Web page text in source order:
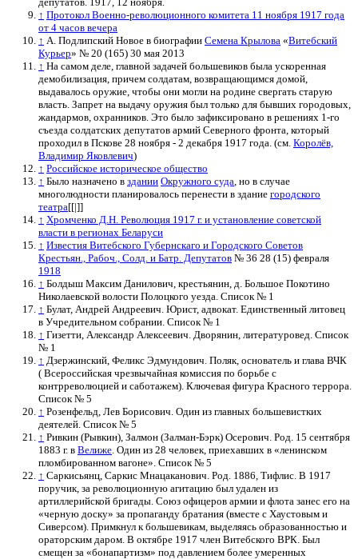
↑ Протокол Военно-революционного комитета 11 ноября 1917 года
от 4 часов вечера
↑ А. Подлипский Новое в биографии Семена Крылова «Витебский
Курьер» № 20 (165) 30 мая 2013
↑ На самом деле, главной задачей большевиков была ускоренная
демобилизация, причем солдатам, возвращающимся домой,
выдавалось оружие, чтобы они могли на родине свергать старую
власть. Запрет на выдачу оружия был только для бывших городовых,
жандармов, охранников. Это было зафиксировано в решениях 1-го
съезда солдатских депутатов армий Северного фронта, который
проходил в Пскове 28 ноября - 2 декабря 1917 года. (см. Королёв,
Владимир Яковлевич)
↑ Российское историческое общество
↑ Было назначено в здании Окружного суда, но в случае
многолюдности планировалось перенести в здание городского
театра[[|]]
↑ Хромченко Д.Н. Революция 1917 г. и установление советской
власти в регионах Беларуси
↑ Известия Витебского Губернскаго и Городского Советов
Крестьян., Рабоч., Солд. и Батр. Депутатов № 36 28 (15) февраля
1918
↑ Болдыш Максим Данилович, крестьянин, д. Большое Покотино
Николаевской волости Полоцкого уезда. Список № 1
↑ Булат, Андрей Андреевич. Юрист, адвокат. Единственный литовец
в Учредительном собрании. Список № 1
↑ Гизетти, Александр Алексеевич. Дворянин, литературовед. Список
№ 1
↑ Дзержинский, Феликс Эдмундович. Поляк, основатель и глава ВЧК
( Всероссийская чрезвычайная комиссия по борьбе с
контрреволюцией и саботажем). Ключевая фигура Красного террора.
Список № 5
↑ Розенфельд, Лев Борисович. Один из главных большевистких
деятелей. Список № 5
↑ Ривкин (Рывкин), Залмон (Залман-Бэрк) Осерович. Род. 15 сентября
1883 г. в Велиже. Один из 28 человек, приехавших в «ленинском
пломбированном вагоне». Список № 5
↑ Саркисьянц, Саркис Мнацаканович. Род. 1886, Тифлис. В 1917
поручик, за революционную агитацию был удален из
артиллерийской бригады. Союз офицеров армии и флота занес его на
«черную доску» за пропаганду братания (вместе с Хаустовым и
Сиверсом). Примкнул к большевикам, выделяясь образованностью и
ораторским даром. В октябре 1917 член Витебского ВРК. Был
смещен за «бонапартизм» под давлением более умеренных